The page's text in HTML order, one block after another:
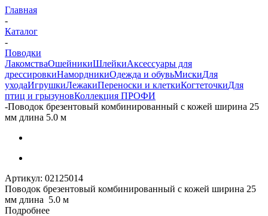
Главная
-
Каталог
-
Поводки
ЛакомстваОшейникиШлейкиАксессуары для
дрессировкиНамордникиОдежда и обувьМискиДля
уходаИгрушкиЛежакиПереноски и клеткиКогтеточкиДля
птиц и грызуновКоллекция ПРОФИ
-Поводок брезентовый комбинированный с кожей ширина 25
мм длина 5.0 м
Артикул: 02125014
Поводок брезентовый комбинированный с кожей ширина 25
мм длина 5.0 м
Подробнее